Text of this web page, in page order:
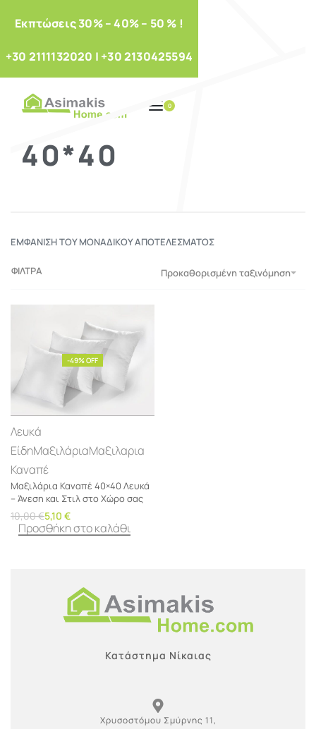
Eκπτώσεις 30% – 40% – 50 % !
+30 2111132020 | +30 2130425594
0
40*40
ΕΜΦΆΝΙΣΗ ΤΟΥ ΜΟΝΑΔΙΚΟΎ ΑΠΟΤΕΛΈΣΜΑΤΟΣ
Προκαθορισμένη ταξινόμηση
ΦΙΛΤΡΑ
-49% OFF
Λευκά
ΕίδηΜαξιλάριαΜαξιλαρια
Καναπέ
Μαξιλάρια Καναπέ 40×40 Λευκά
– Άνεση και Στιλ στο Χώρο σας
10,00€5,10 €
Προσθήκη στο καλάθι
Κατάστημα Νίκαιας
Χρυσοστόμου Σμύρνης 11,